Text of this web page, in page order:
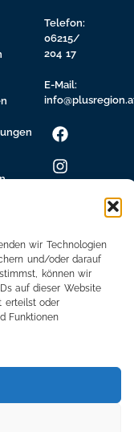
wir Technologien
und/oder darauf
können wir
auf dieser Website
erteilst oder
Funktionen
Telefon:
06215/
204 17
E-Mail: